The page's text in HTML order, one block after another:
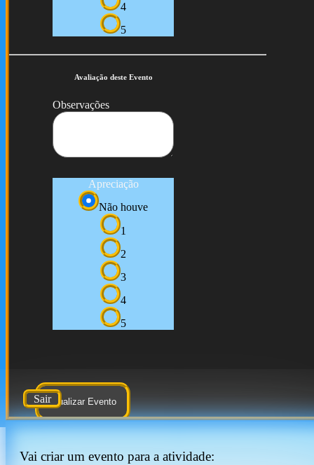
4
5
Avaliação deste Evento
Observações
Apreciação
Não houve
1
2
3
4
5
Atualizar Evento
Sair
Vai criar um evento para a atividade: